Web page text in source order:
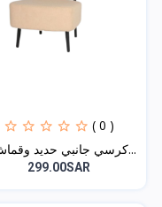
( 0 )
كرسي جانبي حديد وقماش م...
299.00SAR